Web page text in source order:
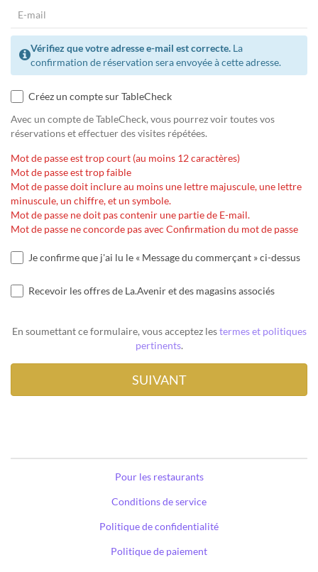
Vérifiez que votre adresse e-mail est correcte. La
confirmation de réservation sera envoyée à cette adresse.
Créez un compte sur TableCheck
Avec un compte de TableCheck, vous pourrez voir toutes vos
réservations et effectuer des visites répétées.
Mot de passe est trop court (au moins 12 caractères)
Mot de passe est trop faible
Mot de passe doit inclure au moins une lettre majuscule, une lettre
minuscule, un chiffre, et un symbole.
Mot de passe ne doit pas contenir une partie de E-mail.
Mot de passe ne concorde pas avec Confirmation du mot de passe
Je confirme que j'ai lu le « Message du commerçant » ci-dessus
Recevoir les offres de La.Avenir et des magasins associés
En soumettant ce formulaire, vous acceptez lestermes et politiques
pertinents.
Pour les restaurants
Conditions de service
Politique de confidentialité
Politique de paiement